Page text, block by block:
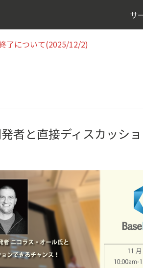
サ
了について(2025/12/2)
了について(2025/12/2)
者と直接ディスカッシ